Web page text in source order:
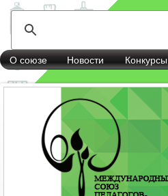
О союзе Новости Конкурсы